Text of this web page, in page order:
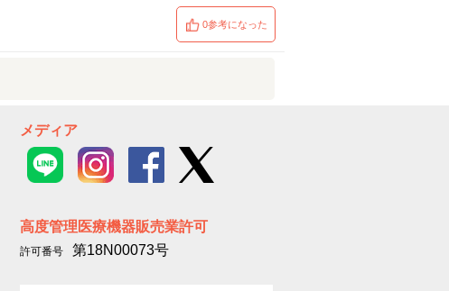
0参考になった
メディア
高度管理医療機器販売業許可
許可番号 第18N00073号